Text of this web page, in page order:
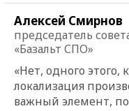
Алексей Смирнов
председатель
«Базальт СПО»
«Нет, одного этого,
локализация
важный элемент,